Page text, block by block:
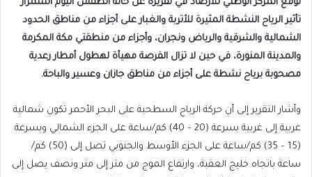
توقع المركز الوطني للأرصاد في تقريره عن حالة الطقس اليوم استمرار
تأثير الرياح النشطة المثيرة للأتربة والغبار على أجزاء من مناطق الحدود
الشمالية والشرقية والرياض ونجران، وأجزاء من منطقتي مكة المكرمة
والمدينة المنورة، في حين لا تزال الفرصة مهيأة لهطول أمطار رعدية
مصحوبة برياح نشطة على أجزاء من مناطق جازان وعسير والباحة.
وأشار التقرير إلى أن حركة الرياح السطحية على البحر الأحمر تكون شمالية
غربية إلى غربية بسرعة (20 – 40) كم/ساعة على الجزء الشمالي وبسرعة
(15 – 35) كم/ساعة على الجزء الأوسط والجنوبي تصل إلى (50) كم/
ساعة باتجاه خليج العقبة، وارتفاع الموج من متر إلى متر ونصف يصل إلى